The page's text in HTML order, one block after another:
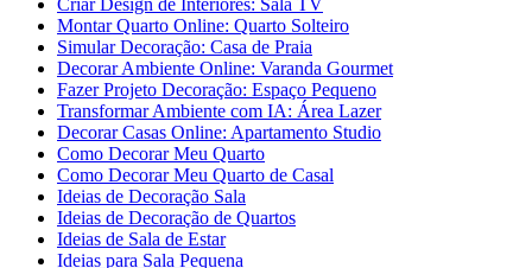
Criar Design de Interiores: Sala TV
Montar Quarto Online: Quarto Solteiro
Simular Decoração: Casa de Praia
Decorar Ambiente Online: Varanda Gourmet
Fazer Projeto Decoração: Espaço Pequeno
Transformar Ambiente com IA: Área Lazer
Decorar Casas Online: Apartamento Studio
Como Decorar Meu Quarto
Como Decorar Meu Quarto de Casal
Ideias de Decoração Sala
Ideias de Decoração de Quartos
Ideias de Sala de Estar
Ideias para Sala Pequena